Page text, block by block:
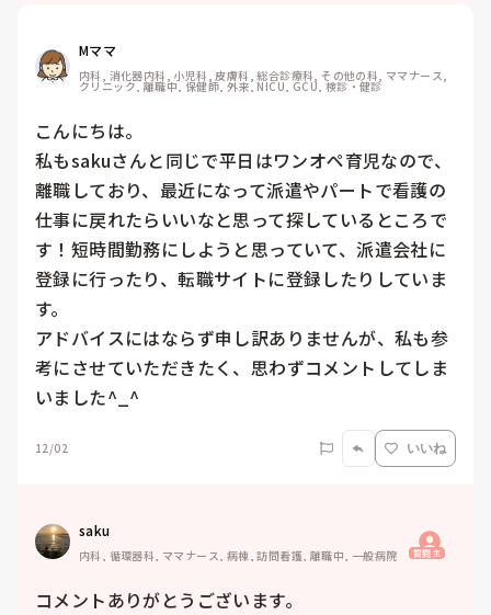
Mママ
内科, 消化器内科, 小児科, 皮膚科, 総合診療科, その他の科, ママナース,
クリニック, 離職中, 保健師, 外来, NICU, GCU, 検診・健診
こんにちは。
私もsakuさんと同じで平日はワンオペ育児なので、
離職しており、最近になって派遣やパートで看護の
仕事に戻れたらいいなと思って探しているところで
す！短時間勤務にしようと思っていて、派遣会社に
登録に行ったり、転職サイトに登録したりしていま
す。
アドバイスにはならず申し訳ありませんが、私も参
考にさせていただきたく、思わずコメントしてしま
いました^_^
12/02 いいね
saku
内科, 循環器科, ママナース, 病棟, 訪問看護, 離職中, 一般病院 質問主
コメントありがとうございます。